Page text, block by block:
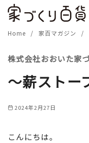
Home 家百マガジン
株式会社おおいた家
～薪ストー
2024年2月27日
こんにちは。